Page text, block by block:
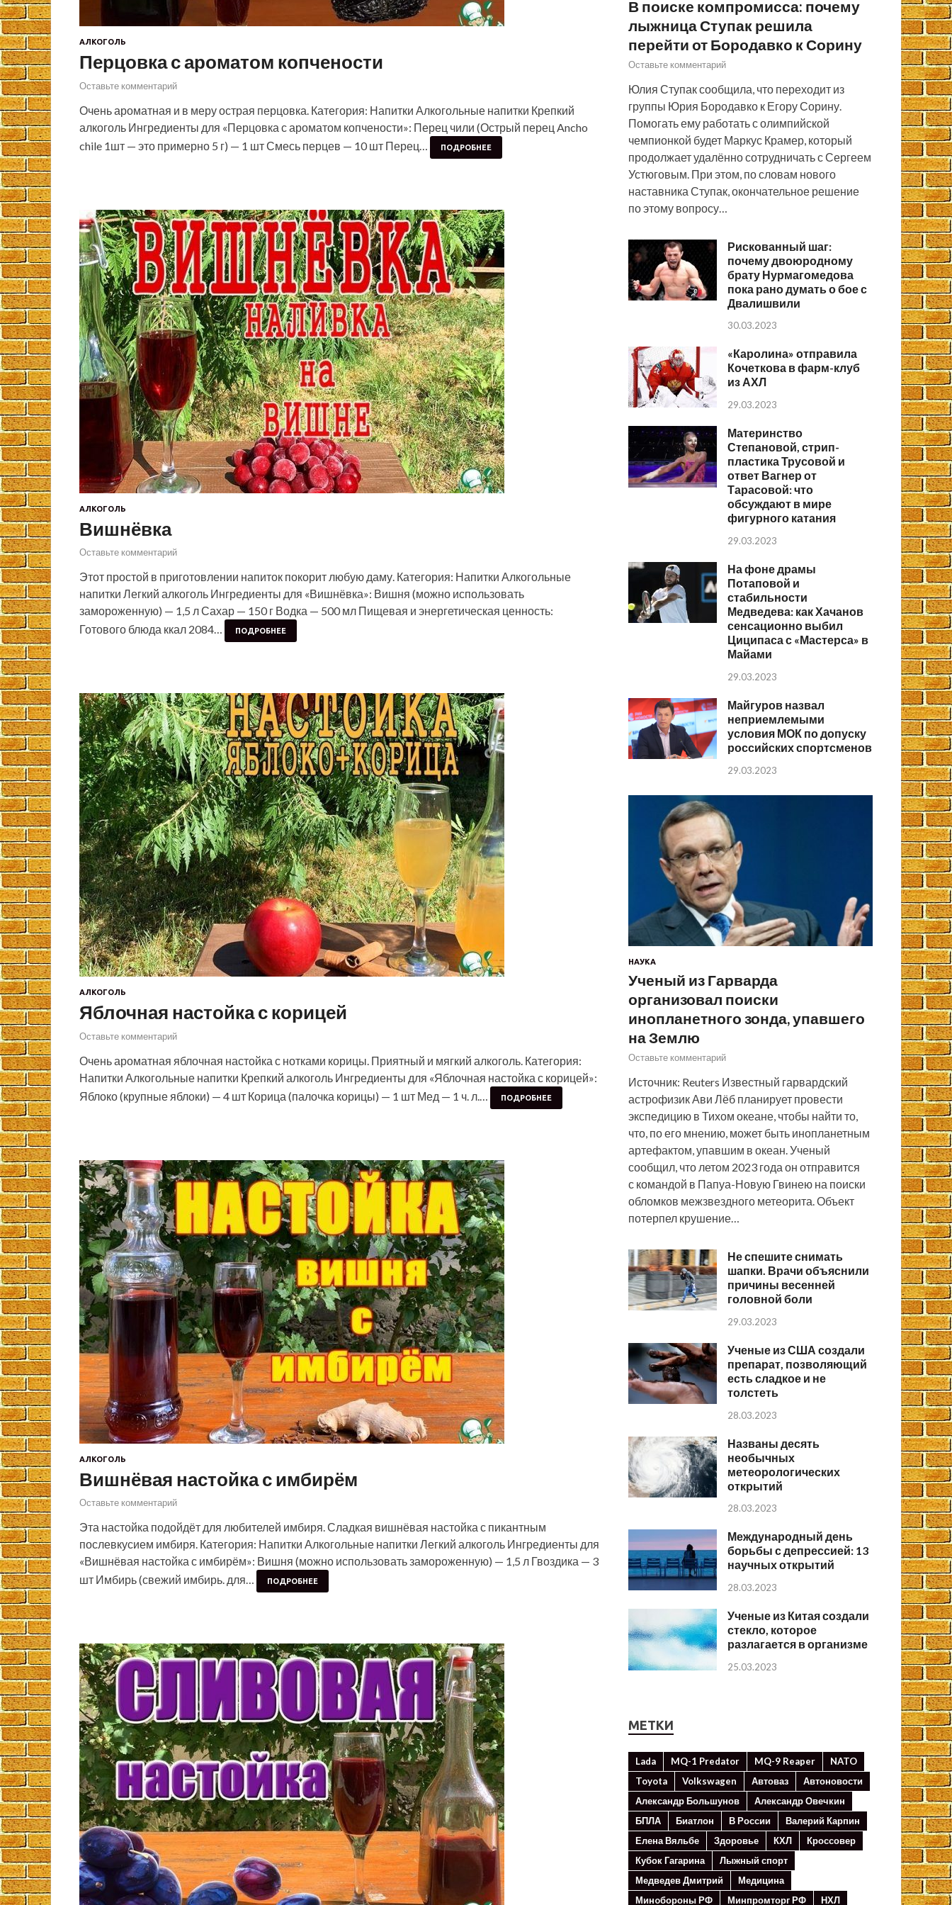
АЛКОГОЛЬ
Перцовка с ароматом копчености
Оставьте комментарий
Очень ароматная и в меру острая перцовка. Категория: Напитки Алкогольные напитки Крепкий
алкоголь Ингредиенты для «Перцовка с ароматом копчености»: Перец чили (Острый перец Ancho
chile 1шт — это примерно 5 г) — 1 шт Смесь перцев — 10 шт Перец…
ПОДРОБНЕЕ
АЛКОГОЛЬ
Вишнёвка
Оставьте комментарий
Этот простой в приготовлении напиток покорит любую даму. Категория: Напитки Алкогольные
напитки Легкий алкоголь Ингредиенты для «Вишнёвка»: Вишня (можно использовать
замороженную) — 1,5 л Сахар — 150 г Водка — 500 мл Пищевая и энергетическая ценность:
Готового блюда ккал 2084…
ПОДРОБНЕЕ
АЛКОГОЛЬ
Яблочная настойка с корицей
Оставьте комментарий
Очень ароматная яблочная настойка с нотками корицы. Приятный и мягкий алкоголь. Категория:
Напитки Алкогольные напитки Крепкий алкоголь Ингредиенты для «Яблочная настойка с корицей»:
Яблоко (крупные яблоки) — 4 шт Корица (палочка корицы) — 1 шт Мед — 1 ч. л.…
ПОДРОБНЕЕ
АЛКОГОЛЬ
Вишнёвая настойка с имбирём
Оставьте комментарий
Эта настойка подойдёт для любителей имбиря. Сладкая вишнёвая настойка с пикантным
послевкусием имбиря. Категория: Напитки Алкогольные напитки Легкий алкоголь Ингредиенты для
«Вишнёвая настойка с имбирём»: Вишня (можно использовать замороженную) — 1,5 л Гвоздика — 3
шт Имбирь (свежий имбирь. для…
ПОДРОБНЕЕ
В поиске компромисса: почему
лыжница Ступак решила
перейти от Бородавко к Сорину
Оставьте комментарий
Юлия Ступак сообщила, что переходит из
группы Юрия Бородавко к Егору Сорину.
Помогать ему работать с олимпийской
чемпионкой будет Маркус Крамер, который
продолжает удалённо сотрудничать с Сергеем
Устюговым. При этом, по словам нового
наставника Ступак, окончательное решение
по этому вопросу…
Рискованный шаг:
почему двоюродному
брату Нурмагомедова
пока рано думать о бое с
Двалишвили
30.03.2023
«Каролина» отправила
Кочеткова в фарм-клуб
из АХЛ
29.03.2023
Материнство
Степановой, стрип-
пластика Трусовой и
ответ Вагнер от
Тарасовой: что
обсуждают в мире
фигурного катания
29.03.2023
На фоне драмы
Потаповой и
стабильности
Медведева: как Хачанов
сенсационно выбил
Циципаса с «Мастерса» в
Майами
29.03.2023
Майгуров назвал
неприемлемыми
условия МОК по допуску
российских спортсменов
29.03.2023
НАУКА
Ученый из Гарварда
организовал поиски
инопланетного зонда, упавшего
на Землю
Оставьте комментарий
Источник: Reuters Известный гарвардский
астрофизик Ави Лёб планирует провести
экспедицию в Тихом океане, чтобы найти то,
что, по его мнению, может быть инопланетным
артефактом, упавшим в океан. Ученый
сообщил, что летом 2023 года он отправится
с командой в Папуа-Новую Гвинею на поиски
обломков межзвездного метеорита. Объект
потерпел крушение…
Не спешите снимать
шапки. Врачи объяснили
причины весенней
головной боли
29.03.2023
Ученые из США создали
препарат, позволяющий
есть сладкое и не
толстеть
28.03.2023
Названы десять
необычных
метеорологических
открытий
28.03.2023
Международный день
борьбы с депрессией: 13
научных открытий
28.03.2023
Ученые из Китая создали
стекло, которое
разлагается в организме
25.03.2023
МЕТКИ
Lada MQ-1 Predator MQ-9 Reaper
NATO
Toyota
Volkswagen Автоваз
Автоновости
Александр Большунов
Александр Овечкин
БПЛА
Биатлон В России
Валерий Карпин
Елена Вяльбе
Здоровье КХЛ
Кроссовер
Кубок Гагарина
Лыжный спорт
Медведев Дмитрий
Медицина
Минoбороны РФ
Минпромторг РФ НХЛ